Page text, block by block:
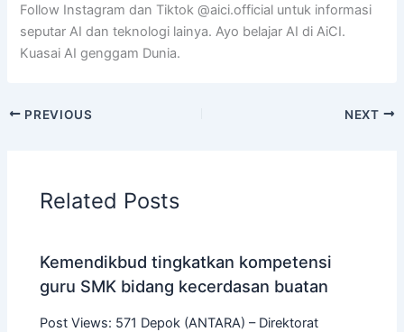
Follow Instagram dan Tiktok @aici.official untuk informasi
seputar AI dan teknologi lainya. Ayo belajar AI di AiCI.
Kuasai AI genggam Dunia.
PREVIOUS NEXT
Related Posts
Kemendikbud tingkatkan kompetensi
guru SMK bidang kecerdasan buatan
Post Views: 571 Depok (ANTARA) – Direktorat